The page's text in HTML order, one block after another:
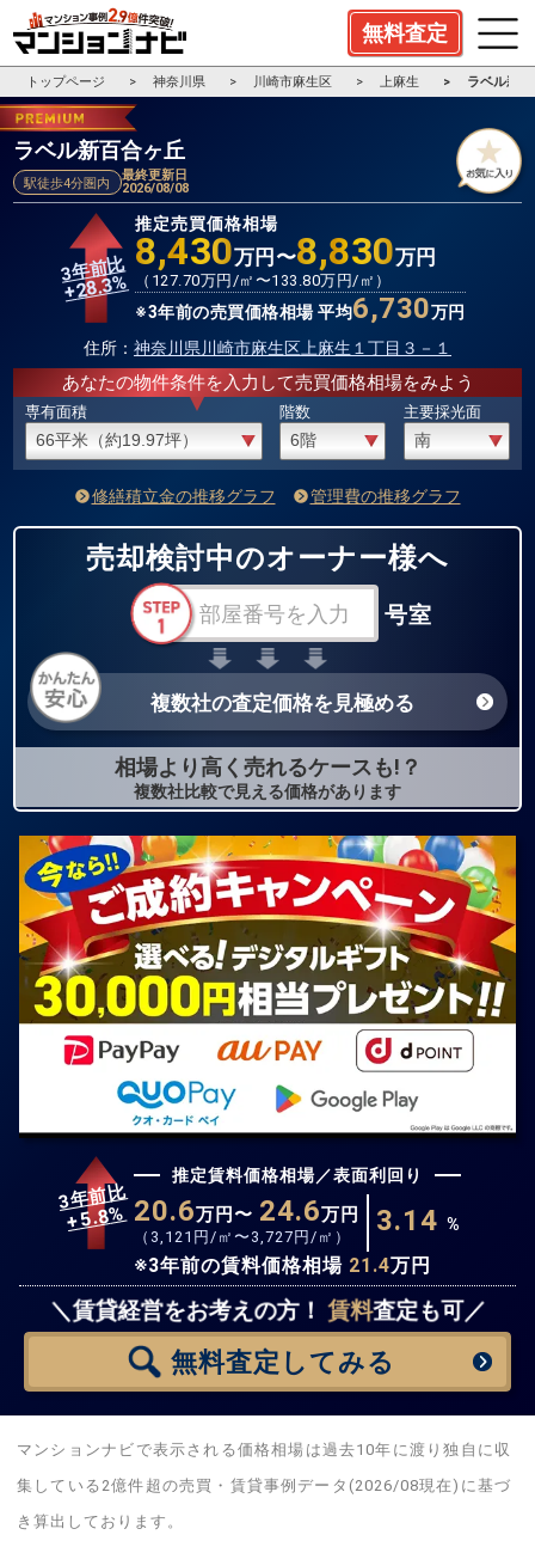
無料査定
トップページ 神奈川県 川崎市麻生区 上麻生 ラベル新
ラベル新百合ヶ丘
駅徒歩4分圏内
最終更新日
2026/08/08
3年前比
+28.3%
推定売買価格相場
8,430万円〜8,830万円
（ 127.70万円/㎡〜133.80万円/㎡）
※3年前の売買価格相場 平均6,730万円
住所： 神奈川県川崎市麻生区上麻生１丁目３－１
あなたの物件条件を入力して売買価格相場をみよう
専有面積 階数 主要採光面
修繕積立金の推移グラフ 管理費の推移グラフ
売却検討中のオーナー様へ
号室
複数社の査定価格を見極める
相場より高く売れるケースも!？
複数社比較で見える価格があります
3年前比
+5.8%
推定賃料価格相場／表面利回り
20.6万円〜 24.6万円
（ 3,121 円/㎡〜 3,727 円/㎡） 3.14 %
※3年前の賃料価格相場 21.4万円
＼賃貸経営をお考えの方！賃料査定も可／
無料査定 してみる
無料査定スタート！
マンションナビで表示される価格相場は過去10年に渡り独自に収
集している2億件超の売買・賃貸事例データ(2026/08現在)に基づ
き算出しております。